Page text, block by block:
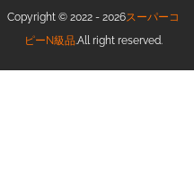
Copyright © 2022 - 2026スーパーコ
ピーN級品.All right reserved.